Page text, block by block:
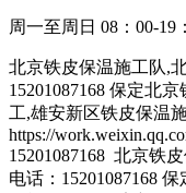
周一至周日 08：00-19
北京铁皮保温施工队,
15201087168 保定北
工,雄安新区铁皮保温
https://
15201087168 北京铁
电话：15201087168